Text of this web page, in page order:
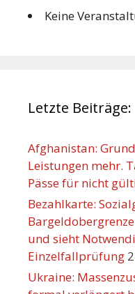
Keine
Letzte Beiträge:
Afghanistan:
Leistungen mehr.
Pässe für nicht
Bezahlkarte:
und sieht
Einzelfallprüfung
Ukraine: